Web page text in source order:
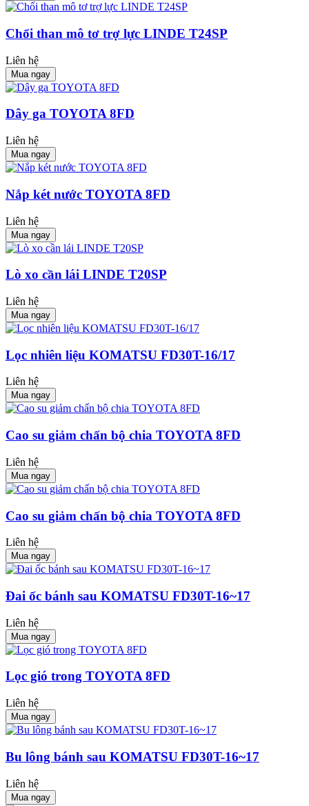
Chổi than mô tơ trợ lực LINDE T24SP
Liên hệ
Mua ngay
Dây ga TOYOTA 8FD
Liên hệ
Mua ngay
Nắp két nước TOYOTA 8FD
Liên hệ
Mua ngay
Lò xo cần lái LINDE T20SP
Liên hệ
Mua ngay
Lọc nhiên liệu KOMATSU FD30T-16/17
Liên hệ
Mua ngay
Cao su giảm chấn bộ chia TOYOTA 8FD
Liên hệ
Mua ngay
Cao su giảm chấn bộ chia TOYOTA 8FD
Liên hệ
Mua ngay
Đai ốc bánh sau KOMATSU FD30T-16~17
Liên hệ
Mua ngay
Lọc gió trong TOYOTA 8FD
Liên hệ
Mua ngay
Bu lông bánh sau KOMATSU FD30T-16~17
Liên hệ
Mua ngay